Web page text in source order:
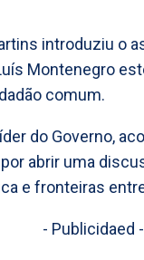
introduziu o
Montenegro
comum.
do Governo,
abrir uma
e fronteiras
- Publicidaed -